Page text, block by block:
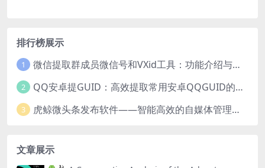
排行榜展示
1 微信提取群成员微信号和VXid工具：功能介绍与使用指南
2 QQ安卓提GUID：高效提取常用安卓QQGUID的新工具
3 虎鲸微头条发布软件——智能高效的自媒体管理工具
文章展示